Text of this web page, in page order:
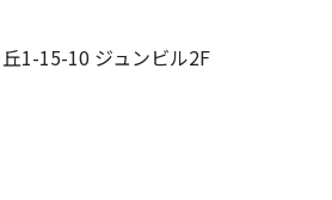
1-15-10 ジュンビル2F